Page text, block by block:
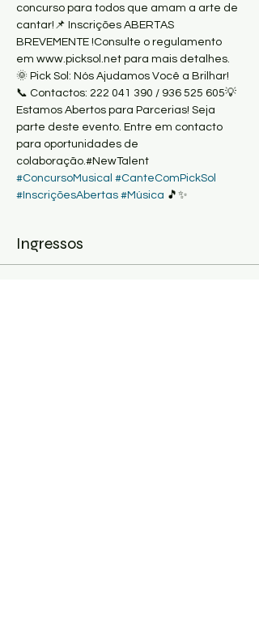
concurso para todos que amam a arte de
cantar!📌 Inscrições ABERTAS
BREVEMENTE !Consulte o regulamento
em www.picksol.net para mais detalhes.
🌞 Pick Sol: Nós Ajudamos Você a Brilhar!
📞 Contactos: 222 041 390 / 936 525 605💡
Estamos Abertos para Parcerias! Seja
parte deste evento. Entre em contacto
para oportunidades de
colaboração.#NewTalent
#ConcursoMusical #CanteComPickSol
#InscriçõesAbertas #Música 🎵✨
Ingressos